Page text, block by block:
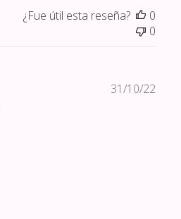
¿Fue útil esta reseña?
0
0
31/10/22